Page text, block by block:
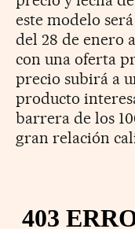
este modelo
del 28 de enero
con una oferta
precio subirá a
producto
barrera de los
gran relación